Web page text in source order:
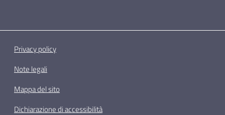
Privacy policy
Note legali
Mappa del sito
Dichiarazione di accessibilità